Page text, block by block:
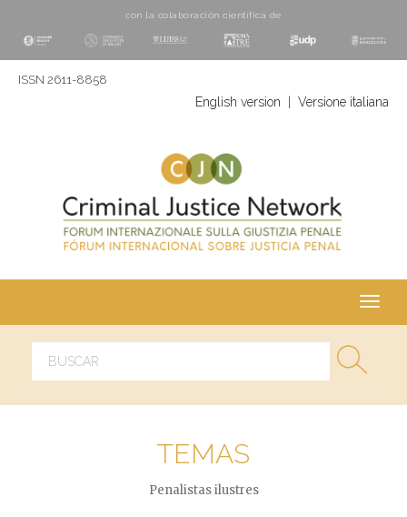
con la colaboración cientí­fica de
ISSN 2611-8858
English version Versione italiana
TEMAS
Penalistas ilustres